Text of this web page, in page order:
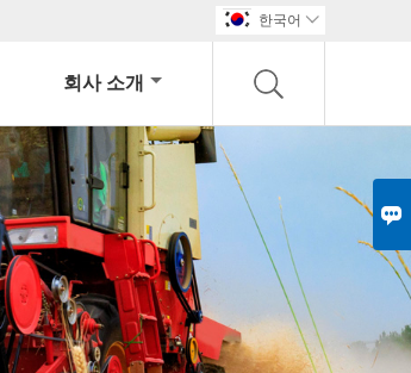

한국어 
회사 소개